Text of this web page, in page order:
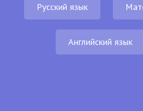
Русский язык
Английский язык